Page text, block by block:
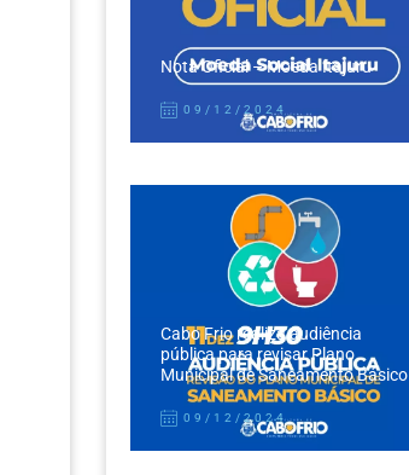
Nota Oficial – Moeda Itajuru
09/12/2024
Cabo Frio realiza audiência
pública para revisar Plano
Municipal de Saneamento Básico
09/12/2024